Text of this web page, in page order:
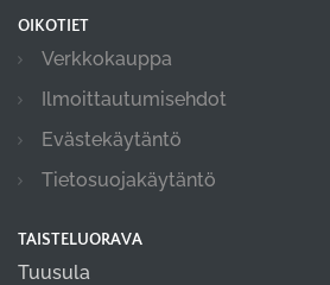
OIKOTIET
Verkkokauppa
Ilmoittautumisehdot
Evästekäytäntö
Tietosuojakäytäntö
TAISTELUORAVA
Tuusula